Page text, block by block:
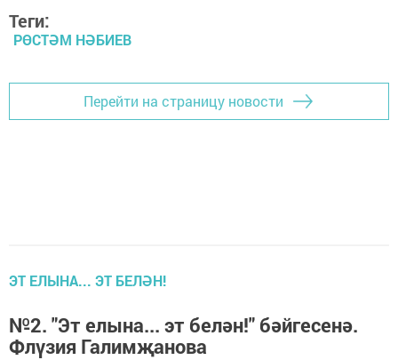
Теги:
РӨСТӘМ НӘБИЕВ
Перейти на страницу новости
ЭТ ЕЛЫНА... ЭТ БЕЛӘН!
№2. "Эт елына... эт белән!" бәйгесенә.
Флүзия Галимҗанова